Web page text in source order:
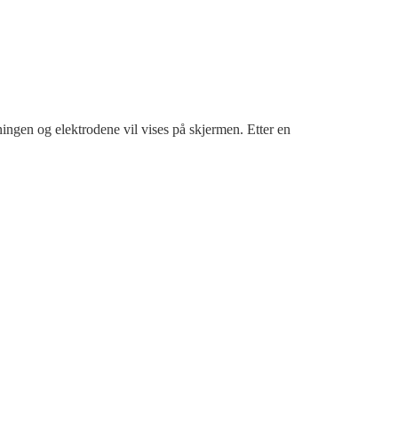
og elektrodene vil vises på skjermen. Etter en